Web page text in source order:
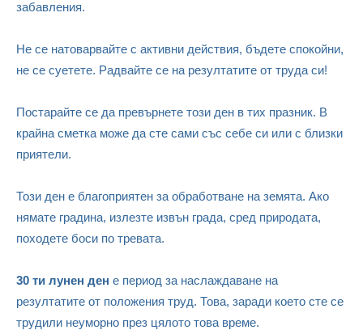
забавления.
Не се натоварвайте с активни действия, бъдете спокойни,
не се суетете. Радвайте се на резултатите от труда си!
Постарайте се да превърнете този ден в тих празник. В
крайна сметка може да сте сами със себе си или с близки
приятели.
Този ден е благоприятен за обработване на земята. Ако
нямате градина, излезте извън града, сред природата,
походете боси по тревата.
30 ти лунен ден е период за наслаждаване на
резултатите от положения труд. Това, заради което сте се
трудили неуморно през цялото това време.